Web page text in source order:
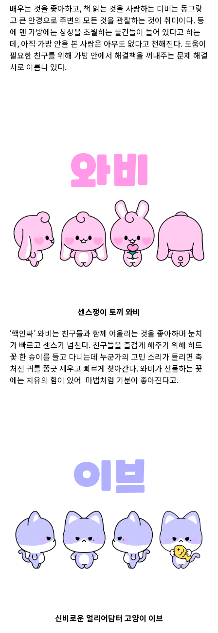
배우는 것을 좋아하고, 책 읽는 것을 사랑하는 디비는 동그랗
고 큰 안경으로 주변의 모든 것을 관찰하는 것이 취미이다. 등
에 맨 가방에는 상상을 초월하는 물건들이 들어 있다고 하는
데, 아직 가방 안을 본 사람은 아무도 없다고 전해진다. 도움이
필요한 친구를 위해 가방 안에서 해결책을 꺼내주는 문제 해결
사로 이름나 있다.
센스쟁이 토끼 와비
‘핵인싸’ 와비는 친구들과 함께 어울리는 것을 좋아하며 눈치
가 빠르고 센스가 넘친다. 친구들을 즐겁게 해주기 위해 하트
꽃 한 송이를 들고 다니는데 누군가의 고민 소리가 들리면 축
처진 귀를 쫑긋 세우고 빠르게 찾아간다. 와비가 선물하는 꽃
에는 치유의 힘이 있어 마법처럼 기분이 좋아진다고.
신비로운 얼리어답터 고양이 이브